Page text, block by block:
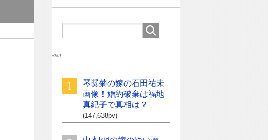
人気記事
琴奨菊の嫁の石田祐未
画像！婚約破棄は福地
真紀子で真相は？
(147,638pv)